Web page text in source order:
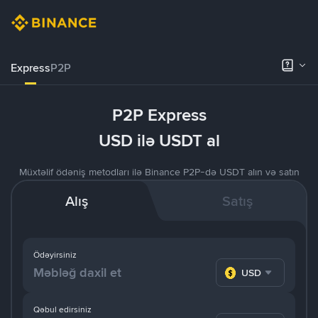
ExpressP2P
P2P Express
USD ilə USDT al
Müxtəlif ödəniş metodları ilə Binance P2P-də USDT alın və satın
Alış Satış
Ödəyirsiniz
USD
Qəbul edirsiniz